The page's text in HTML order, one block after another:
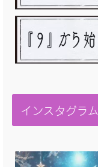
インスタグラム